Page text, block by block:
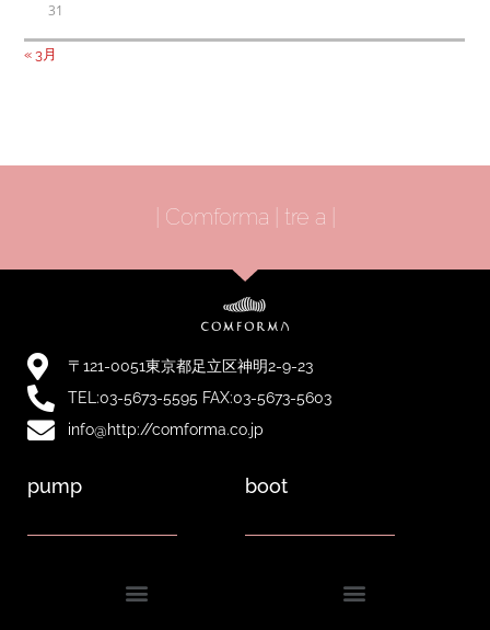
31
« 3月
| Comforma | tre a |
〒121-0051東京都足立区神明2-9-23
TEL:03-5673-5595 FAX:03-5673-5603
info@http://comforma.co.jp
pump boot